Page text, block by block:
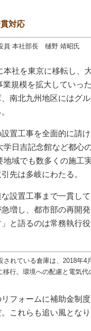
対応
員 本社部長 樋野 靖昭氏
社を東京に移転し、
規模を拡大していっ
南北九州地区にはグ
置工事を全面的に請け
日吉記念館など都心
域でも数多くの施工
先は多岐にわたる。
設置工事まで一貫し
増し、都市部の再開
と語るのは常務執行
されている倉庫は、2018年4
移行。環境への配慮と電気代
フォームに補助金制
これらも追い風とな